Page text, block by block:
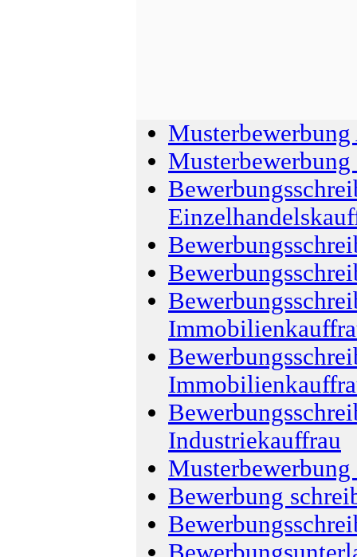
Industriekauffrau
Bewerbung